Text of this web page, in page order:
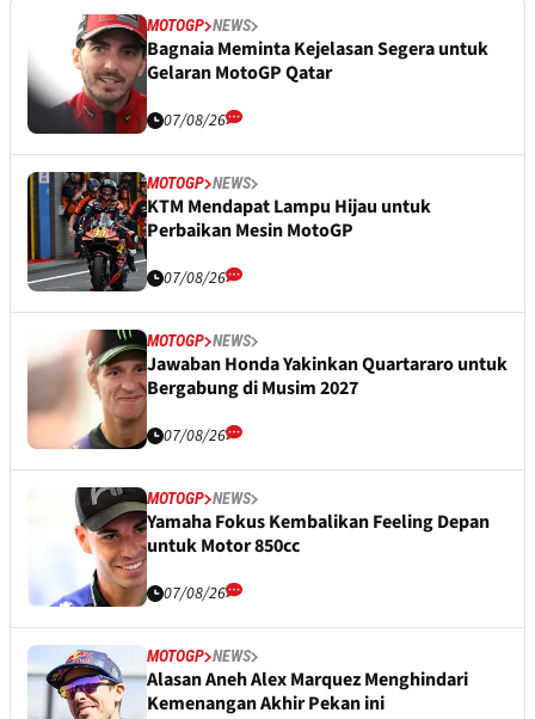
MOTOGP NEWS
Bagnaia Meminta Kejelasan Segera untuk
Gelaran MotoGP Qatar
07/08/26
MOTOGP NEWS
KTM Mendapat Lampu Hijau untuk
Perbaikan Mesin MotoGP
07/08/26
MOTOGP NEWS
Jawaban Honda Yakinkan Quartararo untuk
Bergabung di Musim 2027
07/08/26
MOTOGP NEWS
Yamaha Fokus Kembalikan Feeling Depan
untuk Motor 850cc
07/08/26
MOTOGP NEWS
Alasan Aneh Alex Marquez Menghindari
Kemenangan Akhir Pekan ini